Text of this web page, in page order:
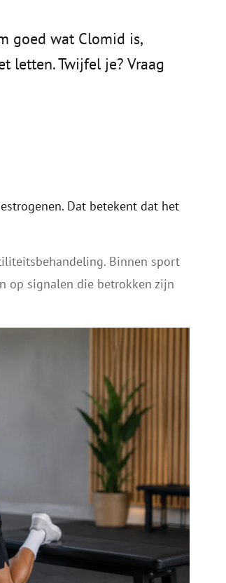
goed wat Clomid is,
letten. Twijfel je? Vraag
Dat betekent dat het
Binnen sport
op signalen die betrokken zijn